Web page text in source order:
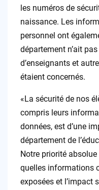
les numéros de
naissance. Les
personnel ont
département n’ait
d’enseignants et
étaient concernés.
«La sécurité de nos
compris leurs
données, est d’une
département de
Notre priorité
quelles informations
exposées et l’impact